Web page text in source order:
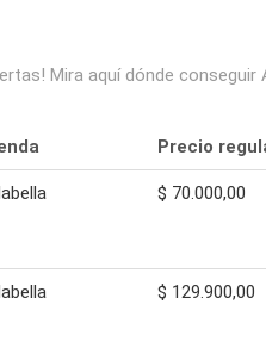
Mira aquí dónde
Precio
$ 70.000,00
$ 129.900,00